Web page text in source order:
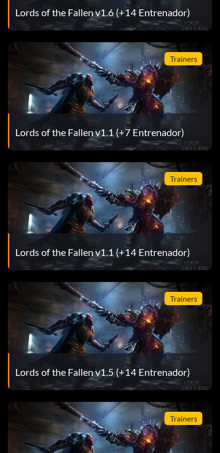
Lords of the Fallen v1.6 (+14 Entrenador)
Trainers
Lords of the Fallen v1.1 (+7 Entrenador)
Trainers
Lords of the Fallen v1.1 (+14 Entrenador)
Trainers
Lords of the Fallen v1.5 (+14 Entrenador)
Trainers